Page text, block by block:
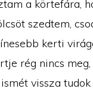
a körtefára,
szedtem,
kerti
rég nincs
vissza